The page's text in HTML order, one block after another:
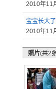
2010年11
宝宝长大了
2010年11
照片(共2